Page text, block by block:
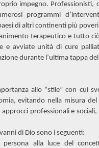
impegno. Professionisti,
programmi
di altri continenti più
terapeutico e tutto
e avviate unità di cure
durante l’ultima tappa
allo “stile” con cui
evitando nella misura del
professionali e
di Dio sono i seguenti:
persona alla luce del